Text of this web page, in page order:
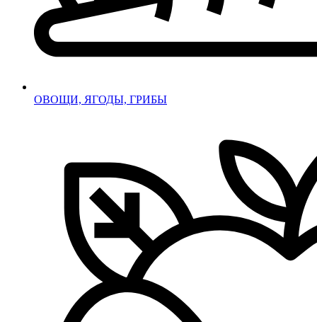
ОВОЩИ, ЯГОДЫ, ГРИБЫ